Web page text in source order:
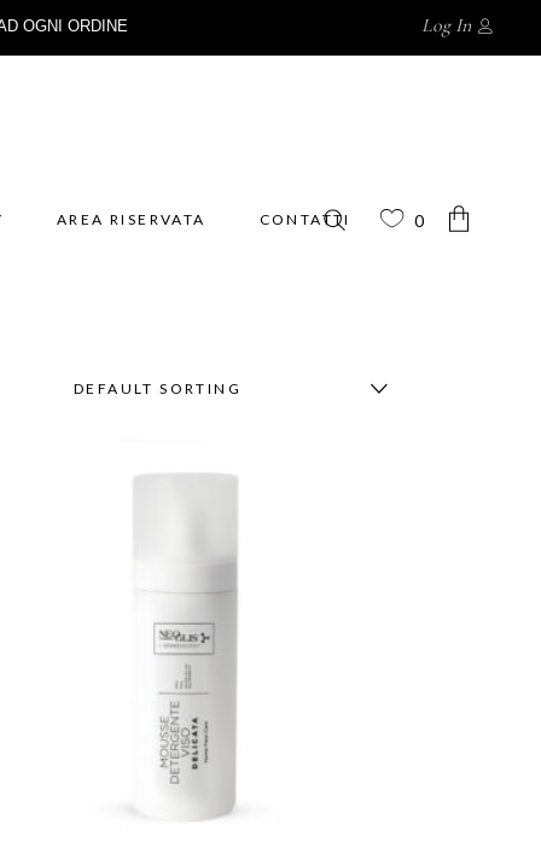
OGNI ORDINE Log In
AREA RISERVATA CONTATTI 0
DEFAULT SORTING